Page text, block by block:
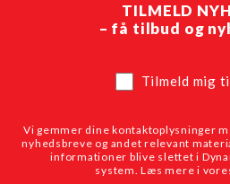
TILMELD
– få tilbud og
Tilmeld mig
Vi gemmer dine kontaktoplysninger
nyhedsbreve og andet relevant
informationer blive slettet i
system. Læs mere i